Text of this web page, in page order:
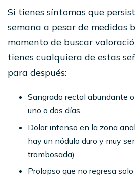
Si tienes síntomas que
semana a pesar de medidas
momento de buscar
tienes cualquiera de estas
para después:
Sangrado rectal abundante
uno o dos días
Dolor intenso en la zona
hay un nódulo duro y muy
trombosada)
Prolapso que no regresa